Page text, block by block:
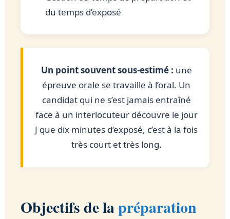
du temps d’exposé
Un point souvent sous-estimé : une
épreuve orale se travaille à l’oral. Un
candidat qui ne s’est jamais entraîné
face à un interlocuteur découvre le jour
J que dix minutes d’exposé, c’est à la fois
très court et très long.
Objectifs de lapréparation